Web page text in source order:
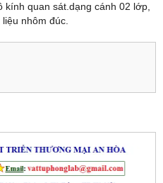
kính quan sát.dạng cánh 02 lớp,
nhôm đúc.